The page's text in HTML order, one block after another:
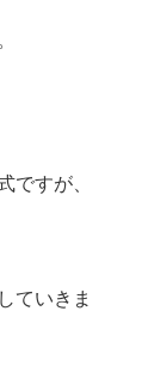
ですが、
ていきま